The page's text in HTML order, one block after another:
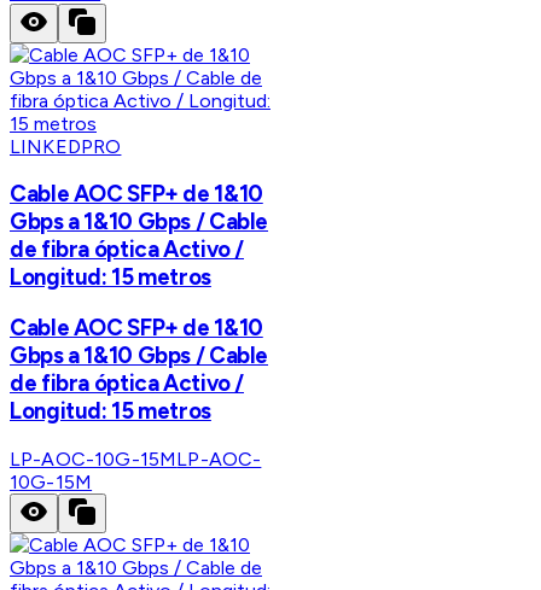
LINKEDPRO
Cable AOC SFP+ de 1&10
Gbps a 1&10 Gbps / Cable
de fibra óptica Activo /
Longitud: 15 metros
Cable AOC SFP+ de 1&10
Gbps a 1&10 Gbps / Cable
de fibra óptica Activo /
Longitud: 15 metros
LP-AOC-10G-15MLP-AOC-
10G-15M